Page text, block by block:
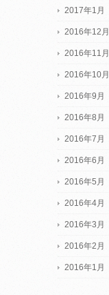
2017年1月
2016年12月
2016年11月
2016年10月
2016年9月
2016年8月
2016年7月
2016年6月
2016年5月
2016年4月
2016年3月
2016年2月
2016年1月